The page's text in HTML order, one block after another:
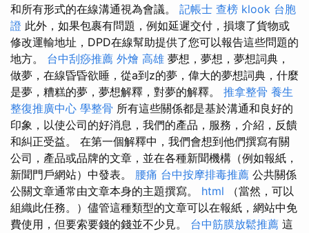
和所有形式的在線溝通視為會議。 記帳士 查榜 klook 台胞
證 此外，如果包裹有問題，例如延遲交付，損壞了貨物或
修改運輸地址，DPD在線幫助提供了您可以報告這些問題的
地方。 台中刮痧推薦 外燴 高雄 夢想，夢想，夢想詞典，
做夢，在線昏昏欲睡，從a到z的夢，偉大的夢想詞典，什麼
是夢，糟糕的夢，夢想解釋，對夢的解釋。 推拿整骨 養生
整復推廣中心 學整骨 所有這些關係都是基於溝通和良好的
印象，以使公司的好消息，我們的產品，服務，介紹，反饋
和糾正受益。 在第一個解釋中，我們會想到他們撰寫有關
公司，產品或品牌的文章，並在各種新聞機構（例如報紙，
新聞門戶網站）中發表。 腰痛 台中按摩排毒推薦 公共關係
公關文章通常由文章本身的主題撰寫。 html （當然，可以
組織此任務。）儘管這種類型的文章可以在報紙，網站中免
費使用，但要索要錢的錢並不少見。 台中筋膜放鬆推薦 這